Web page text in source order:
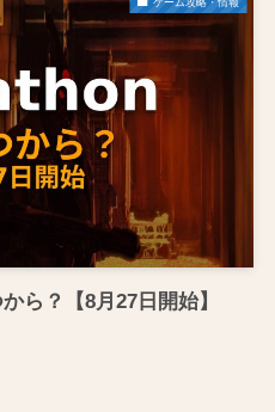
ゲーム攻略・情報
ら？【8月27日開始】